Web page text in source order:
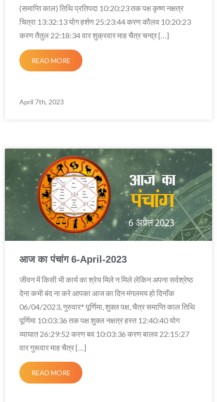
(समाप्ति काल) तिथि प्रतिपदा 10:20:23 तक पक्ष कृष्ण नक्षत्र
चित्रा 13:32:13 योग हर्शण 25:23:44 करण कौलव 10:20:23
करण तैतुल 22:18:34 वार शुक्रवार माह चैत्र चन्द्र […]
READ MORE
April 7th, 2023
आज का पंचांग 6-April-2023
जीवन में किसी भी कार्य का श्रेय मिले न मिले लेकिन अपना सर्वश्रेष्ठ
देना कभी बंद ना करे आपका आज का दिन मंगलमय हो दिनाँक
06/04/2023, गुरुवार* पूर्णिमा, शुक्ल पक्ष, चैत्र समाप्ति काल तिथि
पूर्णिमा 10:03:36 तक पक्ष शुक्ल नक्षत्र हस्त 12:40:40 योग
व्याघात 26:29:52 करण बव 10:03:36 करण बालव 22:15:27
वार गुरूवार माह चैत्र […]
READ MORE